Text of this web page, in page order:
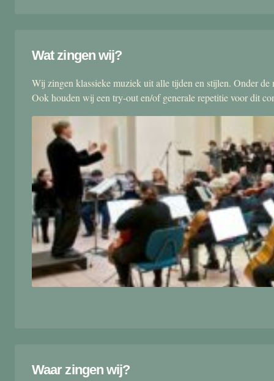
Wat zingen wij?
Wij zingen klassieke muziek uit alle tijden en stijlen. Onder
Ook houden wij een try-out en/of generale repetitie voor dit
Waar zingen wij?